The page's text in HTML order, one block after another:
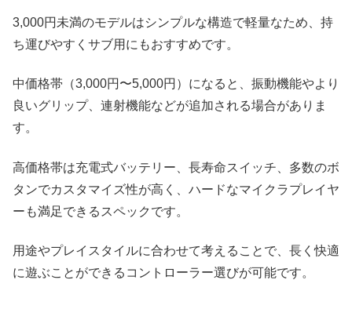
3,000円未満のモデルはシンプルな構造で軽量なため、持
ち運びやすくサブ用にもおすすめです。
中価格帯（3,000円〜5,000円）になると、振動機能やより
良いグリップ、連射機能などが追加される場合がありま
す。
高価格帯は充電式バッテリー、長寿命スイッチ、多数のボ
タンでカスタマイズ性が高く、ハードなマイクラプレイヤ
ーも満足できるスペックです。
用途やプレイスタイルに合わせて考えることで、長く快適
に遊ぶことができるコントローラー選びが可能です。